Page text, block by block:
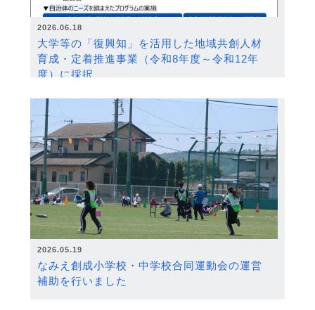
2026.06.18
大学等の「復興知」を活用した地域共創人材
育成・定着推進事業（令和8年度～令和12年
度）に採択
2026.05.19
なみえ創成小学校・中学校合同運動会の運営
補助を行いました